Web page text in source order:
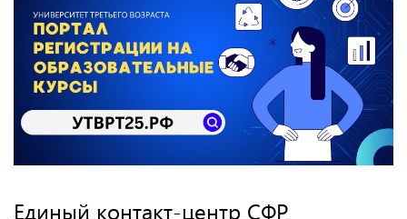
Единый контакт-центр СФР